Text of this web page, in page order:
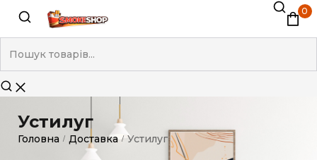
0
Устилуг
Головна / Доставка / Устилуг